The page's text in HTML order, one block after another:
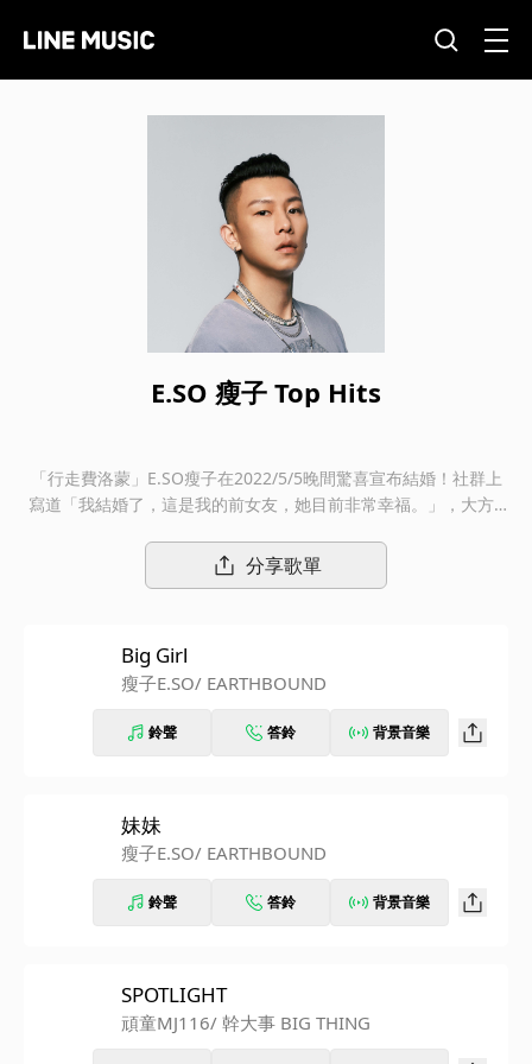
E.SO 瘦子 Top Hits
「行走費洛蒙」E.SO瘦子在2022/5/5晚間驚喜宣布結婚！社群上
寫道「我結婚了，這是我的前女友，她目前非常幸福。」，大方P
的人，恭喜男神E.SO瘦子新婚！立即感受這份喜悅，這張超甜的
男人情歌，開始循環播放吧～
分享歌單
Big Girl
瘦子E.SO/ EARTHBOUND
鈴聲 答鈴 背景音樂
妹妹
瘦子E.SO/ EARTHBOUND
鈴聲 答鈴 背景音樂
SPOTLIGHT
頑童MJ116/ 幹大事 BIG THING